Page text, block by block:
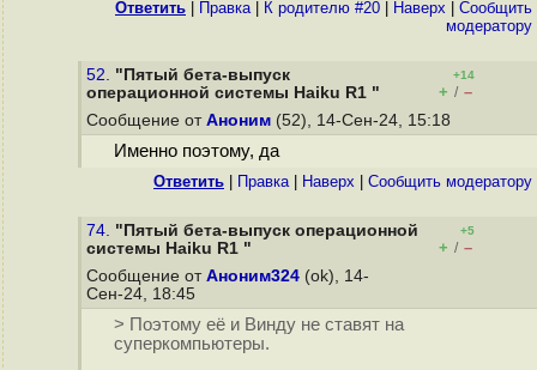
Ответить Правка| К родителю #20 Наверх
Cообщить
модератору
52. "Пятый бета-выпуск
операционной системы Haiku R1 "
+14
+ / –
Сообщение от Аноним (52), 14-Сен-24, 15:18
Именно поэтому, да
Ответить Правка| Наверх Cообщить модератору
74. "Пятый бета-выпуск операционной
системы Haiku R1 "
+5
+ / –
Сообщение от Аноним324 (ok), 14-
Сен-24, 18:45
> Поэтому её и Винду не ставят на
суперкомпьютеры.